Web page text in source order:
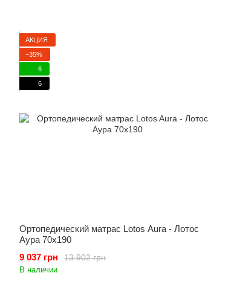
АКЦИЯ
−35%
6
6
Ортопедический матрас Lotos Aura - Лотос
Аура 70x190
13 902 грн
9 037 грн
В наличии